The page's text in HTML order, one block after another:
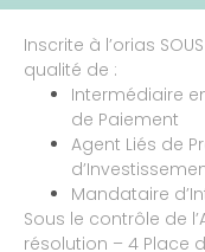
Inscrite à l’orias
qualité de :
Intermédiaire
de Paiement
Agent Liés de
Mandataire
Sous le contrôle de
résolution – 4 Place